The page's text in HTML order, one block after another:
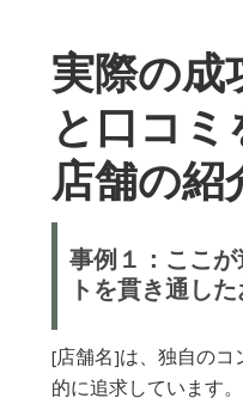
実際の成
と口コミ
店舗の紹
事例１：ここ
トを貫き通し
[店舗名]は、独自のコ
的に追求しています